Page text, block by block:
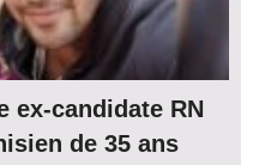
ex-candidate RN
de 35 ans